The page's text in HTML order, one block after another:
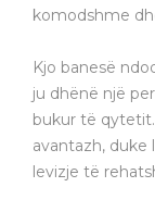
komodshme
Kjo banesë
ju dhënë një
bukur të
avantazh, duke
levizje të